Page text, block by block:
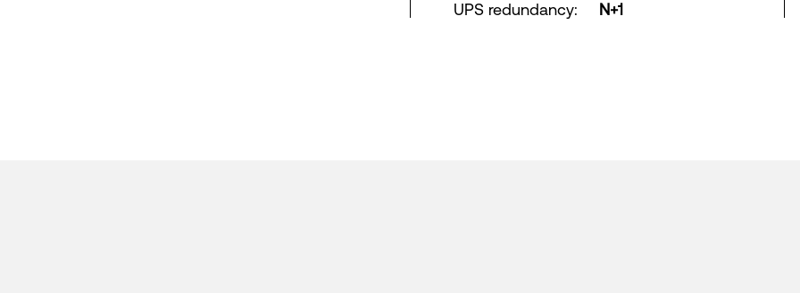
UPS redundancy: N+1